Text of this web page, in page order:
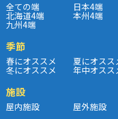
全ての端 日本4端
北海道4端 本州4端
九州4端
季節
春にオススメ 夏にオスス
冬にオススメ 年中オスス
施設
屋内施設 屋外施設